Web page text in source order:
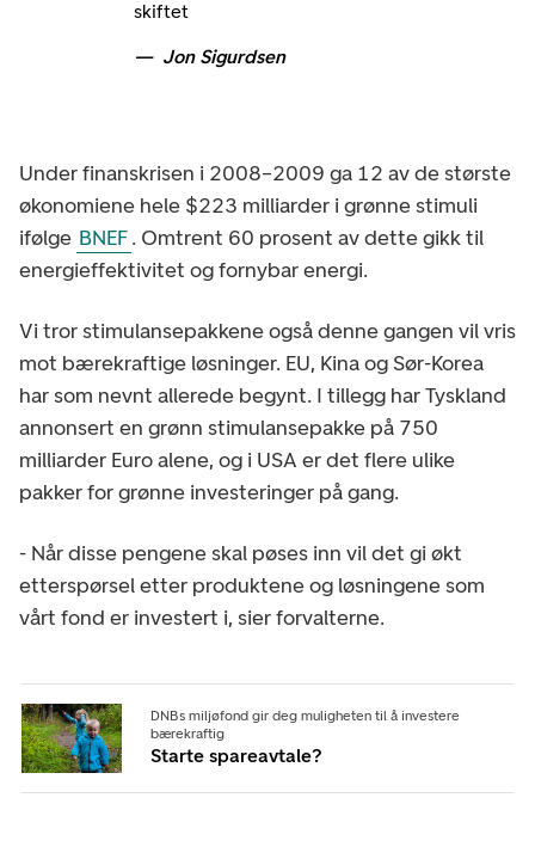
skiftet
Jon Sigurdsen
Under finanskrisen i 2008–2009 ga 12 av de største
økonomiene hele $223 milliarder i grønne stimuli
ifølge BNEF. Omtrent 60 prosent av dette gikk til
energieffektivitet og fornybar energi.
Vi tror stimulansepakkene også denne gangen vil vris
mot bærekraftige løsninger. EU, Kina og Sør-Korea
har som nevnt allerede begynt. I tillegg har Tyskland
annonsert en grønn stimulansepakke på 750
milliarder Euro alene, og i USA er det flere ulike
pakker for grønne investeringer på gang.
- Når disse pengene skal pøses inn vil det gi økt
etterspørsel etter produktene og løsningene som
vårt fond er investert i, sier forvalterne.
DNBs miljøfond gir deg muligheten til å investere
bærekraftig
Starte spareavtale?